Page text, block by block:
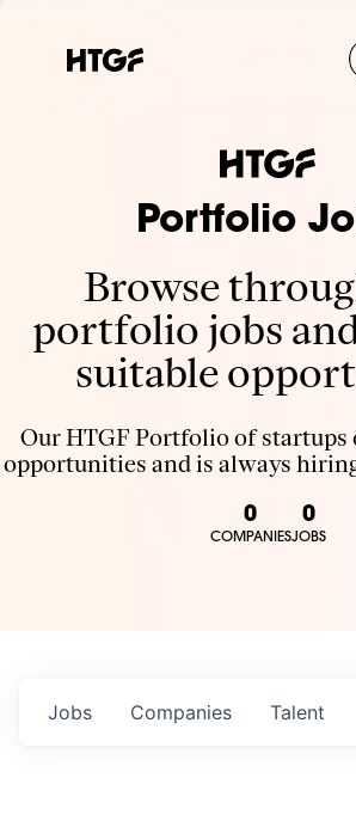
Portfolio
Browse
portfolio jobs
suitable
Our HTGF Portfolio of startups
opportunities and is always
0
COMPANIES
0
JOBS
Jobs Companies Talent